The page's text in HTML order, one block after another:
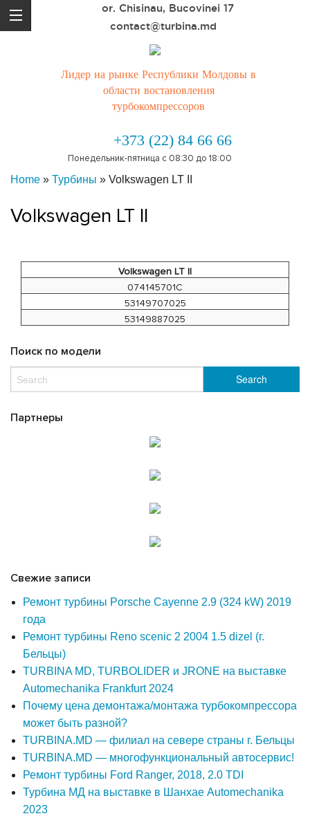
or. Chisinau, Bucovinei 17
contact@turbina.md
Лидер на рынке Республики Молдовы в
области востановления
турбокомпрессоров
+373 (22) 84 66 66
Понедельник-пятница с 08:30 до 18:00
Home » Турбины » Volkswagen LT II
Volkswagen LT II
Volkswagen LT II
074145701C
53149707025
53149887025
Поиск по модели
Партнеры
Свежие записи
Ремонт турбины Porsche Cayenne 2.9 (324 kW) 2019
года
Ремонт турбины Reno scenic 2 2004 1.5 dizel (г.
Бельцы)
TURBINA MD, TURBOLIDER и JRONE на выставке
Automechanika Frankfurt 2024
Почему цена демонтажа/монтажа турбокомпрессора
может быть разной?
TURBINA.MD — филиал на севере страны г. Бельцы
TURBINA.MD — многофункциональный автосервис!
Ремонт турбины Ford Ranger, 2018, 2.0 TDI
Турбина МД на выставке в Шанхае Automechanika
2023